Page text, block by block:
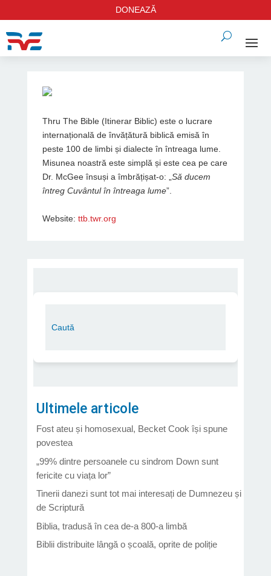
DONEAZĂ
Thru The Bible (Itinerar Biblic) este o lucrare
internațională de învățătură biblică emisă în
peste 100 de limbi și dialecte în întreaga lume.
Misunea noastră este simplă și este cea pe care
Dr. McGee însuși a îmbrățișat-o: „ Să ducem
întreg Cuvântul în întreaga lume”.
Website: ttb.twr.org
Ultimele articole
Fost ateu și homosexual, Becket Cook își spune
povestea
„99% dintre persoanele cu sindrom Down sunt
fericite cu viața lor”
Tinerii danezi sunt tot mai interesați de Dumnezeu și
de Scriptură
Biblia, tradusă în cea de-a 800-a limbă
Biblii distribuite lângă o școală, oprite de poliție